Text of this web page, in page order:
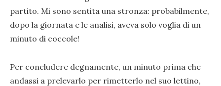
partito. Mi sono sentita una stronza: probabilmente,
dopo la giornata e le analisi, aveva solo voglia di un
minuto di coccole!
Per concludere degnamente, un minuto prima che
andassi a prelevarlo per rimetterlo nel suo lettino,